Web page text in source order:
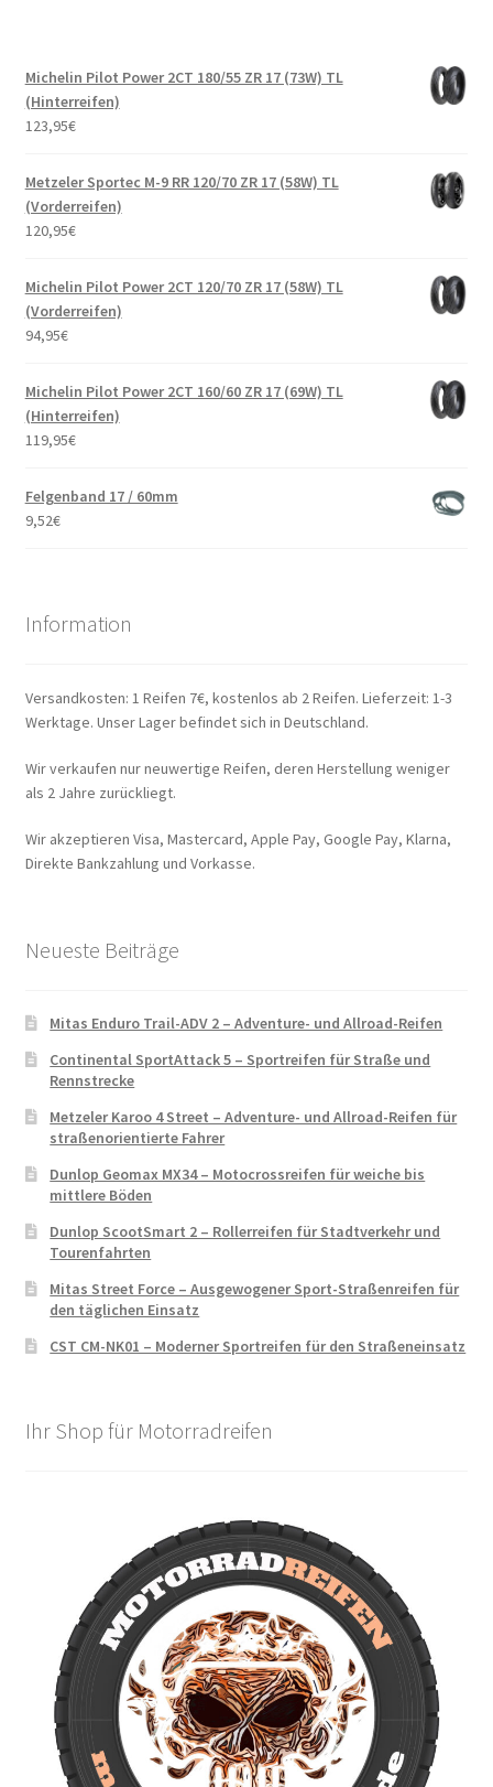
Michelin Pilot Power 2CT 180/55 ZR 17 (73W) TL
(Hinterreifen)
123,95€
Metzeler Sportec M-9 RR 120/70 ZR 17 (58W) TL
(Vorderreifen)
120,95€
Michelin Pilot Power 2CT 120/70 ZR 17 (58W) TL
(Vorderreifen)
94,95€
Michelin Pilot Power 2CT 160/60 ZR 17 (69W) TL
(Hinterreifen)
119,95€
Felgenband 17 / 60mm
9,52€
Information
Versandkosten: 1 Reifen 7€, kostenlos ab 2 Reifen. Lieferzeit: 1-3
Werktage. Unser Lager befindet sich in Deutschland.
Wir verkaufen nur neuwertige Reifen, deren Herstellung weniger
als 2 Jahre zurückliegt.
Wir akzeptieren Visa, Mastercard, Apple Pay, Google Pay, Klarna,
Direkte Bankzahlung und Vorkasse.
Neueste Beiträge
Mitas Enduro Trail-ADV 2 – Adventure- und Allroad-Reifen
Continental SportAttack 5 – Sportreifen für Straße und
Rennstrecke
Metzeler Karoo 4 Street – Adventure- und Allroad-Reifen für
straßenorientierte Fahrer
Dunlop Geomax MX34 – Motocrossreifen für weiche bis
mittlere Böden
Dunlop ScootSmart 2 – Rollerreifen für Stadtverkehr und
Tourenfahrten
Mitas Street Force – Ausgewogener Sport-Straßenreifen für
den täglichen Einsatz
CST CM-NK01 – Moderner Sportreifen für den Straßeneinsatz
Ihr Shop für Motorradreifen